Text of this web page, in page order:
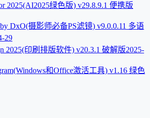
2025(AI2025绿色版) v29.8.9.1 便携版
DxO(摄影师必备PS滤镜) v9.0.0.11 多语
29
2025(印刷排版软件) v20.3.1 破解版2025-
和Office激活工具) v1.16 绿色